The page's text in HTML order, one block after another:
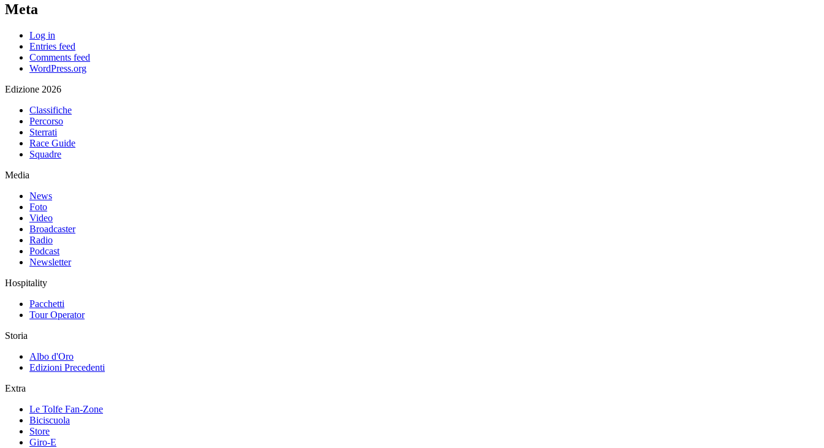
Meta
Log in
Entries feed
Comments feed
WordPress.org
Edizione 2026
Classifiche
Percorso
Sterrati
Race Guide
Squadre
Media
News
Foto
Video
Broadcaster
Radio
Podcast
Newsletter
Hospitality
Pacchetti
Tour Operator
Storia
Albo d'Oro
Edizioni Precedenti
Extra
Le Tolfe Fan-Zone
Biciscuola
Store
Giro-E